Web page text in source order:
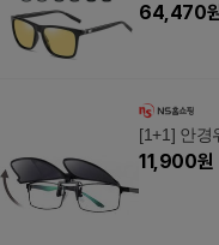
64,470
[1+1] 안경
11,900원